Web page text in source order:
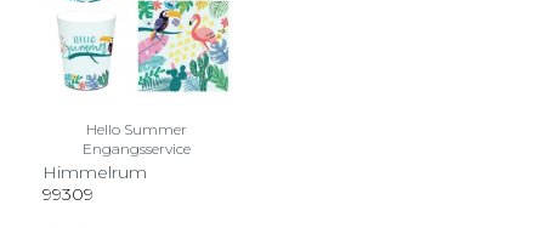
Hello Summer
Engangsservice
Himmelrum
99309